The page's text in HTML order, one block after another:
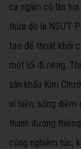
ca ngâm có làn
thừa đó là NSƯT
tạo để thoát khỏi
một lối đi riêng.
sân khấu Kim
sĩ hiền, sống điềm
thánh đường
cũng nghiêm túc,